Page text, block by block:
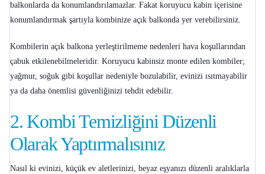
balkonlarda da konumlandırılamazlar. Fakat koruyucu kabin içerisine
konumlandırmak şartıyla kombinize açık balkonda yer verebilirsiniz.
Kombilerin açık balkona yerleştirilmeme nedenleri hava koşullarından
çabuk etkilenebilmeleridir. Koruyucu kabinsiz monte edilen kombiler;
yağmur, soğuk gibi koşullar nedeniyle bozulabilir, evinizi ısıtmayabilir
ya da daha önemlisi güvenliğinizi tehdit edebilir.
2. Kombi Temizliğini Düzenli
Olarak Yaptırmalısınız
Nasıl ki evinizi, küçük ev aletlerinizi, beyaz eşyanızı düzenli aralıklarla